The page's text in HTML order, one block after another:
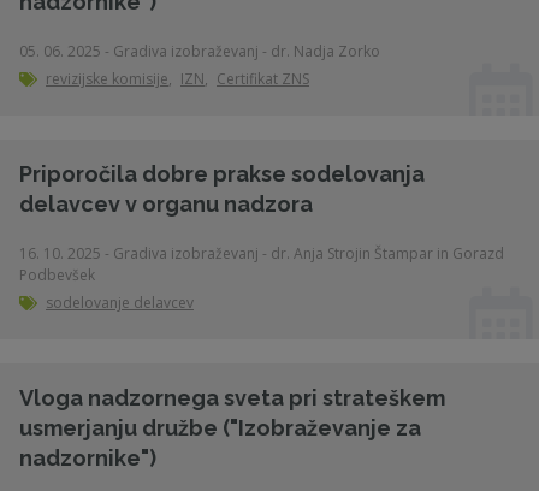
05. 06. 2025 - Gradiva izobraževanj - dr. Nadja Zorko
revizijske komisije, IZN, Certifikat ZNS
Priporočila dobre prakse sodelovanja
delavcev v organu nadzora
16. 10. 2025 - Gradiva izobraževanj - dr. Anja Strojin Štampar in Gorazd
Podbevšek
sodelovanje delavcev
Vloga nadzornega sveta pri strateškem
usmerjanju družbe ("Izobraževanje za
nadzornike")